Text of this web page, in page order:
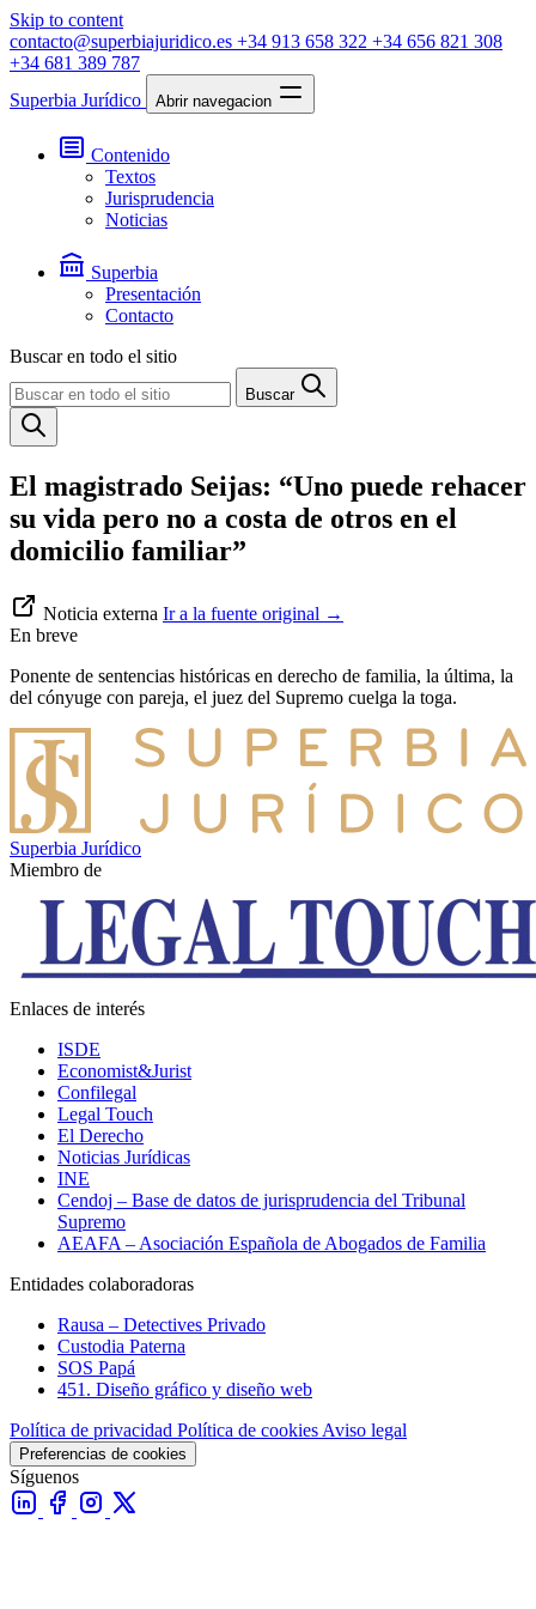
Skip to content
contacto@superbiajuridico.es +34 913 658 322 +34 656 821 308
+34 681 389 787
Superbia Jurídico
Abrir navegacion
Contenido
Textos
Jurisprudencia
Noticias
Superbia
Presentación
Contacto
Buscar en todo el sitio
Buscar
El magistrado Seijas: “Uno puede rehacer
su vida pero no a costa de otros en el
domicilio familiar”
Noticia externa Ir a la fuente original →
En breve
Ponente de sentencias históricas en derecho de familia, la última, la
del cónyuge con pareja, el juez del Supremo cuelga la toga.
Superbia Jurídico
Miembro de
Enlaces de interés
ISDE
Economist&Jurist
Confilegal
Legal Touch
El Derecho
Noticias Jurídicas
INE
Cendoj – Base de datos de jurisprudencia del Tribunal
Supremo
AEAFA – Asociación Española de Abogados de Familia
Entidades colaboradoras
Rausa – Detectives Privado
Custodia Paterna
SOS Papá
451. Diseño gráfico y diseño web
Política de privacidad Política de cookies Aviso legal
Preferencias de cookies
Síguenos